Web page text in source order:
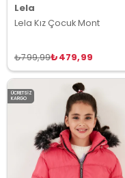
Lela
Lela Kız Çocuk Mont
₺479,99
₺799,99
ÜCRETSIZ
KARGO